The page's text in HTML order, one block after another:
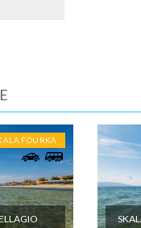
Fisrt
U
Cena
objektu
FOURKA